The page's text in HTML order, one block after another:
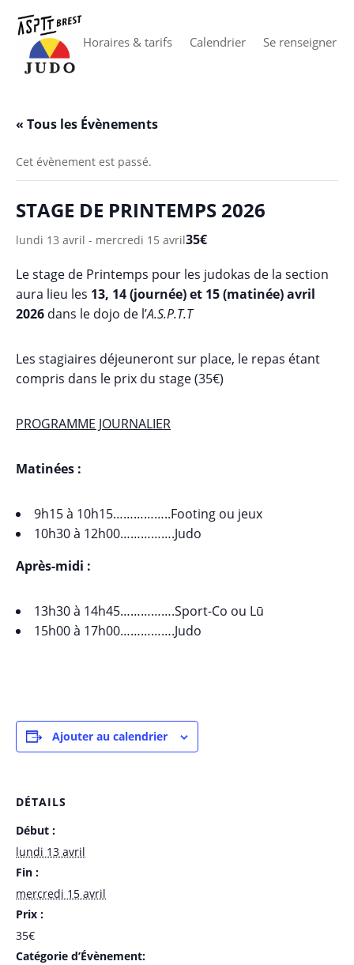
Horaires & tarifs Calendrier Se renseigner
« Tous les Évènements
Cet évènement est passé.
STAGE DE PRINTEMPS 2026
lundi 13 avril - mercredi 15 avril35€
Le stage de Printemps pour les judokas de la section
aura lieu les 13, 14 (journée) et 15 (matinée) avril
2026 dans le dojo de l’A.S.P.T.T
Les stagiaires déjeuneront sur place, le repas étant
compris dans le prix du stage (35€)
PROGRAMME JOURNALIER
Matinées :
9h15 à 10h15……………..Footing ou jeux
10h30 à 12h00…………….Judo
Après-midi :
13h30 à 14h45…………….Sport-Co ou Lū
15h00 à 17h00…………….Judo
Ajouter au calendrier
DÉTAILS
Début :
lundi 13 avril
Fin :
mercredi 15 avril
Prix :
35€
Catégorie d’Évènement: